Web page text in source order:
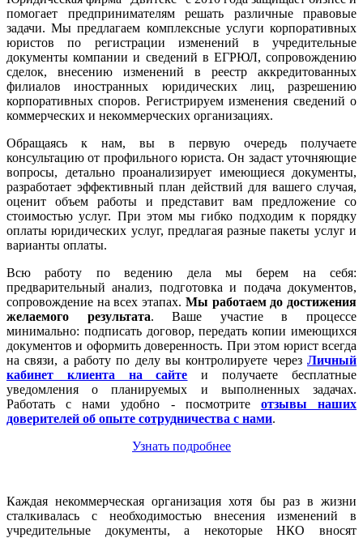
помогает предпринимателям решать различные правовые
задачи. Мы предлагаем комплексные услуги корпоративных
юристов по регистрации изменений в учредительные
документы компании и сведений в ЕГРЮЛ, сопровождению
сделок, внесению изменений в реестр аккредитованных
филиалов иностранных юридических лиц, разрешению
корпоративных споров. Регистрируем изменения сведений о
коммерческих и некоммерческих организациях.
Обращаясь к нам, вы в первую очередь получаете
консультацию от профильного юриста. Он задаст уточняющие
вопросы, детально проанализирует имеющиеся документы,
разработает эффективный план действий для вашего случая,
оценит объем работы и представит вам предложение со
стоимостью услуг. При этом мы гибко подходим к порядку
оплаты юридических услуг, предлагая разные пакеты услуг и
варианты оплаты.
Всю работу по ведению дела мы берем на себя:
предварительный анализ, подготовка и подача документов,
сопровождение на всех этапах. Мы работаем до достижения
желаемого результата. Ваше участие в процессе
минимально: подписать договор, передать копии имеющихся
документов и оформить доверенность. При этом юрист всегда
на связи, а работу по делу вы контролируете через Личный
кабинет клиента на сайте и получаете бесплатные
уведомления о планируемых и выполненных задачах.
Работать с нами удобно - посмотрите отзывы наших
доверителей об опыте сотрудничества с нами.
Узнать подробнее
Каждая некоммерческая организация хотя бы раз в жизни
сталкивалась с необходимостью внесения изменений в
учредительные документы, а некоторые НКО вносят